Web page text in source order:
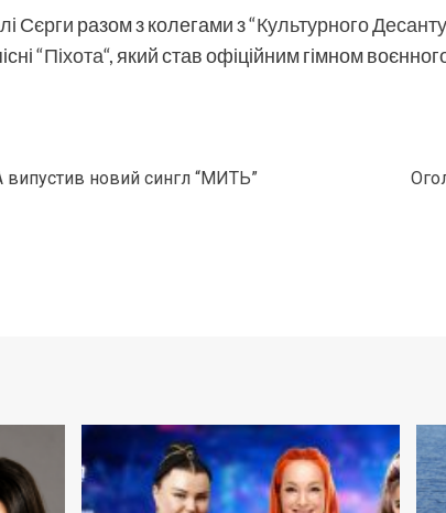
Сєрги разом з колегами з “Культурного Десанту
“Піхота“, який став офіційним гімном
випустив новий сингл “МИТЬ”